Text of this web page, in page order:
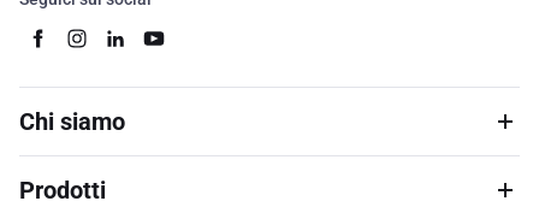
Chi siamo
Prodotti